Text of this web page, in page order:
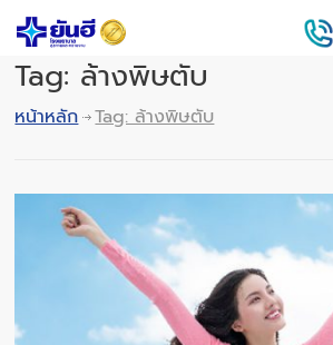
Tag: ล้างพิษตับ
หน้าหลัก Tag: ล้างพิษตับ